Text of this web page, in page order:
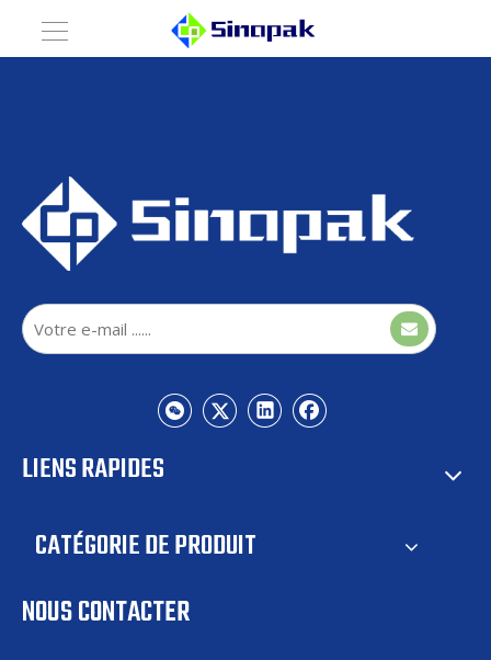
LIENS RAPIDES
CATÉGORIE DE PRODUIT
NOUS CONTACTER